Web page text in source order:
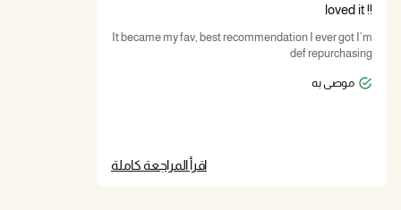
!! loved it
It became my fav, best recommendation I ever got I’m
def repurchasing
موصى به
اقرأ المراجعة كاملة